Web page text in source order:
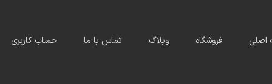
فروشگاه وبلاگ تماس با ما حساب کاربری